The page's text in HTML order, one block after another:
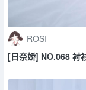
ROSI
[日奈娇] NO.068 衬